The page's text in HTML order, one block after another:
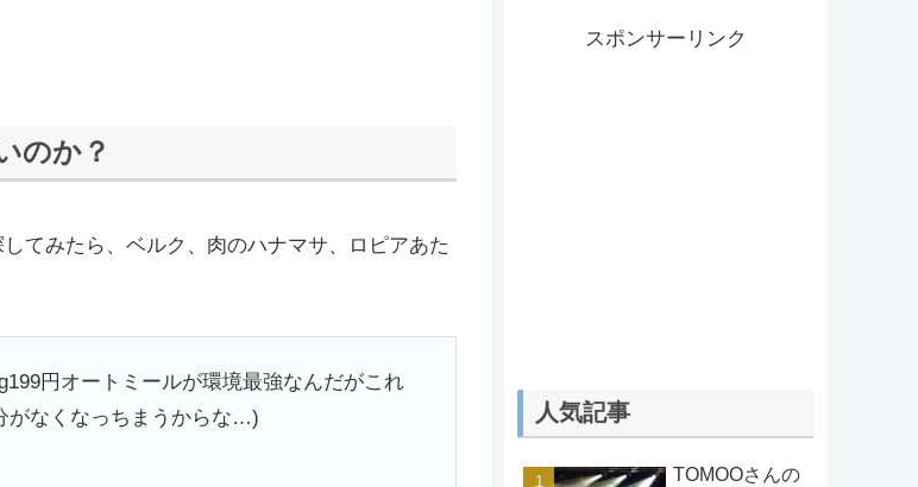
のか？
てみたら、ベルク、肉のハナマサ、ロピアあた
円オートミールが環境最強なんだがこれ
がなくなっちまうからな…)
スポンサーリンク
人気記事
TOMOOさんの